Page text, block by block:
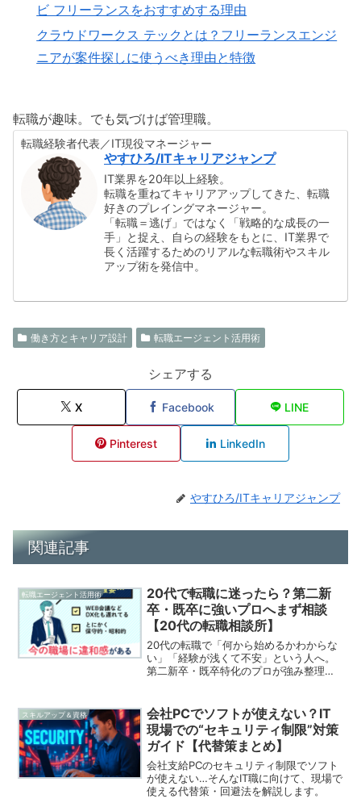
ビ フリーランスをおすすめする理由
クラウドワークス テックとは？フリーランスエンジ
ニアが案件探しに使うべき理由と特徴
転職が趣味。でも気づけば管理職。
転職経験者代表／IT現役マネージャー
やすひろ/ITキャリアジャンプ
IT業界を20年以上経験。
転職を重ねてキャリアアップしてきた、転職
好きのプレイングマネージャー。
「転職＝逃げ」ではなく「戦略的な成長の一
手」と捉え、自らの経験をもとに、IT業界で
長く活躍するためのリアルな転職術やスキル
アップ術を発信中。
働き方とキャリア設計 転職エージェント活用術
シェアする
X Facebook LINE
Pinterest LinkedIn
やすひろ/ITキャリアジャンプ
関連記事
転職エージェント活用術
20代で転職に迷ったら？第二新
卒・既卒に強いプロへまず相談
【20代の転職相談所】
20代の転職で「何から始めるかわからな
い」「経験が浅くて不安」という人へ。
第二新卒・既卒特化のプロが強み整理か
直しにも強い相談サービスです。
スキルアップ＆資格
会社PCでソフトが使えない？IT
現場での“セキュリティ制限”対策
ガイド【代替策まとめ】
会社支給PCのセキュリティ制限でソフト
が使えない…そんなIT職に向けて、現場で
使える代替策・回避法を解説します。